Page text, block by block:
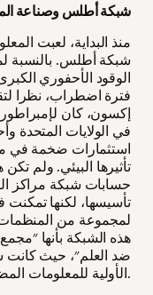
شبكة أطلس وصناعة
منذ البداية، لعبت
شبكة أطلس. بالنسبة
الوقود الأحفوري
فترة اضطراب، نظرا
إكسون، كان
في الولايات المتحدة
استثمارات ضخمة في
تأثيرها البيئي. ولم
حسابات شبكة مراكز
تأسيسها، لكنها
لمجموعة من المنظمات
ضد العلم"، حيث كانت
الأولية للمعلومات المضللة.